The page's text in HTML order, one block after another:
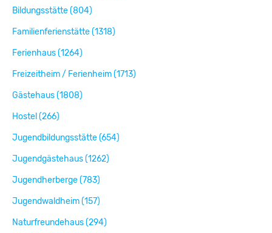
Bildungsstätte (804)
Familienferienstätte (1318)
Ferienhaus (1264)
Freizeitheim / Ferienheim (1713)
Gästehaus (1808)
Hostel (266)
Jugendbildungsstätte (654)
Jugendgästehaus (1262)
Jugendherberge (783)
Jugendwaldheim (157)
Naturfreundehaus (294)